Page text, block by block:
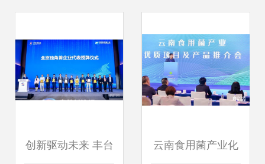
新论坛
创新驱动未来 丰台 云南食用菌产业化